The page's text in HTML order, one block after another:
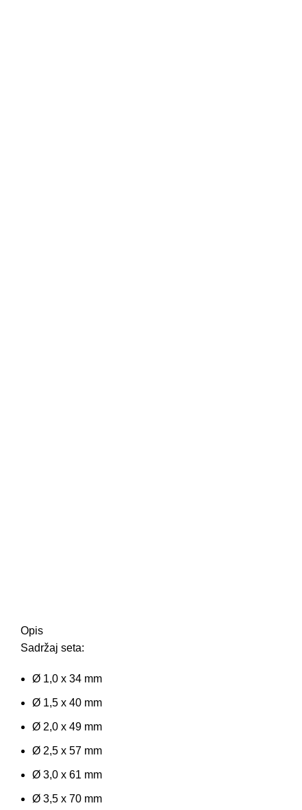
Opis
Sadržaj seta:
Ø 1,0 x 34 mm
Ø 1,5 x 40 mm
Ø 2,0 x 49 mm
Ø 2,5 x 57 mm
Ø 3,0 x 61 mm
Ø 3,5 x 70 mm